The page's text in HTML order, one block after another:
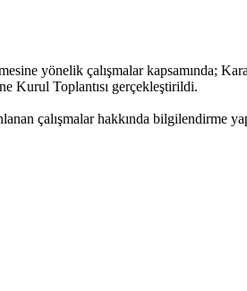
yönelik çalışmalar kapsamında;
Kurul Toplantısı gerçekleştirildi.
çalışmalar hakkında bilgilendirme